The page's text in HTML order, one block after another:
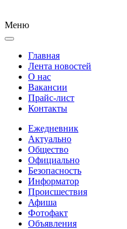
Меню
Главная
Лента новостей
О нас
Вакансии
Прайс-лист
Контакты
Ежедневник
Актуально
Общество
Официально
Безопасность
Информатор
Происшествия
Афиша
Фотофакт
Объявления